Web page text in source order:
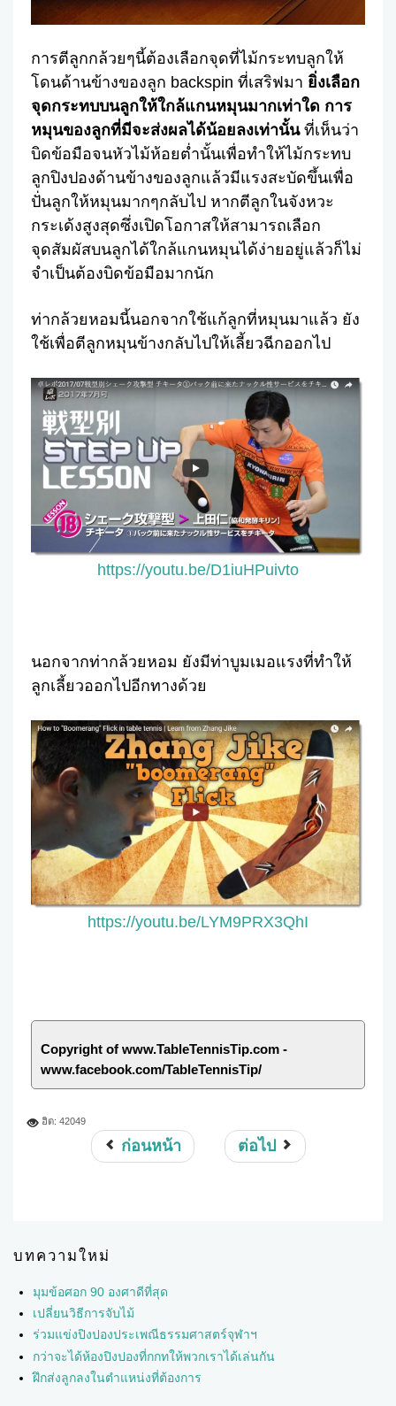
การตีลูกกล้วยๆนี้ต้องเลือกจุดที่ไม้กระทบลูกให้
โดนด้านข้างของลูก backspin ที่เสริฟมา ยิ่งเลือก
จุดกระทบบนลูกให้ใกล้แกนหมุนมากเท่าใด การ
หมุนของลูกที่มีจะส่งผลได้น้อยลงเท่านั้นที่เห็นว่า
บิดข้อมือจนหัวไม้ห้อยต่ำนั้นเพื่อทำให้ไม้กระทบ
ลูกปิงปองด้านข้างของลูกแล้วมีแรงสะบัดขึ้นเพื่อ
ปั่นลูกให้หมุนมากๆกลับไป หากตีลูกในจังหวะ
กระเด้งสูงสุดซึ่งเปิดโอกาสให้สามารถเลือก
จุดสัมผัสบนลูกได้ใกล้แกนหมุนได้ง่ายอยู่แล้วก็ไม่
จำเป็นต้องบิดข้อมือมากนัก
ท่ากล้วยหอมนี้นอกจากใช้แก้ลูกที่หมุนมาแล้ว ยัง
ใช้เพื่อตีลูกหมุนข้างกลับไปให้เลี้ยวฉีกออกไป
https://youtu.be/D1iuHPuivto
นอกจากท่ากล้วยหอม ยังมีท่าบูมเมอแรงที่ทำให้
ลูกเลี้ยวออกไปอีกทางด้วย
https://youtu.be/LYM9PRX3QhI
Copyright of www.TableTennisTip.com -
www.facebook.com/TableTennisTip/
ฮิต: 42049
ก่อนหน้า ต่อไป
บทความใหม่
มุมข้อศอก 90 องศาดีที่สุด
เปลี่ยนวิธีการจับไม้
ร่วมแข่งปิงปองประเพณีธรรมศาสตร์จุฬาฯ
กว่าจะได้ห้องปิงปองที่กกทให้พวกเราได้เล่นกัน
ฝึกส่งลูกลงในตำแหน่งที่ต้องการ